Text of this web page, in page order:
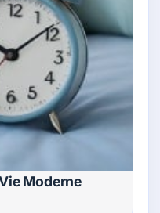
Moderne